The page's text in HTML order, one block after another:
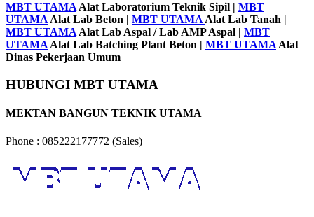
MBT UTAMA Alat Laboratorium Teknik Sipil | MBT
UTAMA Alat Lab Beton | MBT UTAMA Alat Lab Tanah |
MBT UTAMA Alat Lab Aspal / Lab AMP Aspal | MBT
UTAMA Alat Lab Batching Plant Beton | MBT UTAMA Alat
Dinas Pekerjaan Umum
HUBUNGI MBT UTAMA
MEKTAN BANGUN TEKNIK UTAMA
Phone : 085222177772 (Sales)